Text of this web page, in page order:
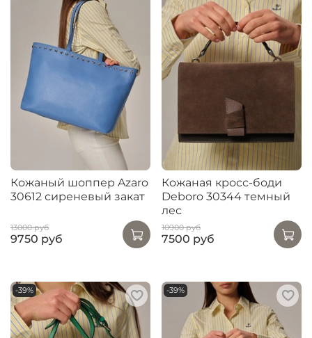
Кожаный шоппер Azaro
30612 сиреневый закат
13000 руб
9750 руб
Кожаная кросс-боди
Deboro 30344 темный
лес
10900 руб
7500 руб
-39% -39%